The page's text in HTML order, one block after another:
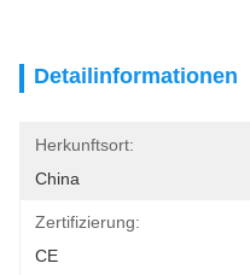
Detailinformationen
Herkunftsort:
China
Zertifizierung:
CE